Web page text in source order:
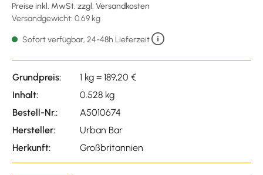
Preise inkl. MwSt. zzgl. Versandkosten
Versandgewicht: 0.69 kg
Sofort verfügbar, 24-48h Lieferzeit
Grundpreis:
1 kg = 189,20 €
Inhalt:
0.528 kg
Bestell-Nr.:
A5010674
Hersteller:
Urban Bar
Herkunft:
Großbritannien